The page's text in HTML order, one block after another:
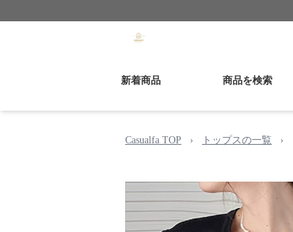
新着商品 商品を検索
Casualfa TOP › トップスの一覧 ›